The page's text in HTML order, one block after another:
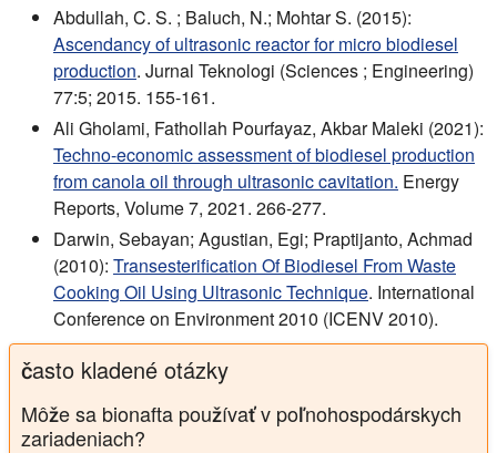
Abdullah, C. S. ; Baluch, N.; Mohtar S. (2015):
Ascendancy of ultrasonic reactor for micro biodiesel
production. Jurnal Teknologi (Sciences ; Engineering)
77:5; 2015. 155-161.
Ali Gholami, Fathollah Pourfayaz, Akbar Maleki (2021):
Techno-economic assessment of biodiesel production
from canola oil through ultrasonic cavitation. Energy
Reports, Volume 7, 2021. 266-277.
Darwin, Sebayan; Agustian, Egi; Praptijanto, Achmad
(2010): Transesterification Of Biodiesel From Waste
Cooking Oil Using Ultrasonic Technique. International
Conference on Environment 2010 (ICENV 2010).
často kladené otázky
Môže sa bionafta používať v poľnohospodárskych
zariadeniach?